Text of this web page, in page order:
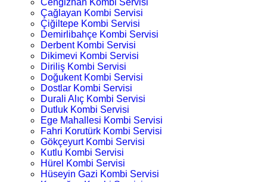
Cengizhan Kombi Servisi
Çağlayan Kombi Servisi
Çiğiltepe Kombi Servisi
Demirlibahçe Kombi Servisi
Derbent Kombi Servisi
Dikimevi Kombi Servisi
Diriliş Kombi Servisi
Doğukent Kombi Servisi
Dostlar Kombi Servisi
Durali Alıç Kombi Servisi
Dutluk Kombi Servisi
Ege Mahallesi Kombi Servisi
Fahri Korutürk Kombi Servisi
Gökçeyurt Kombi Servisi
Kutlu Kombi Servisi
Hürel Kombi Servisi
Hüseyin Gazi Kombi Servisi